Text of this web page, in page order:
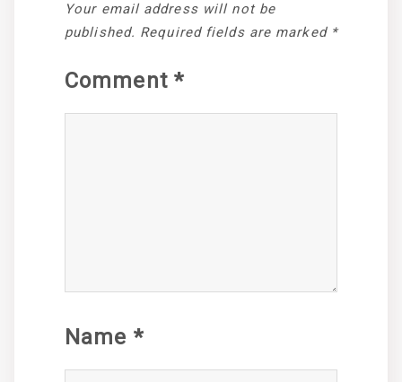
Your email address will not be
published. Required fields are marked *
Comment *
Name *